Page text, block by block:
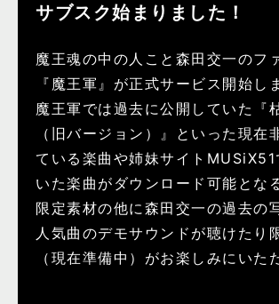
サブスク始まりました！
魔王魂の中の人こと森田交一のフ
『魔王軍』が正式サービス開始し
魔王軍では過去に公開していた『
（旧バージョン）』といった現在
ている楽曲や姉妹サイトMUSiX51
いた楽曲がダウンロード可能とな
限定素材の他に森田交一の過去の
人気曲のデモサウンドが聴けたり
（現在準備中）がお楽しみにいた